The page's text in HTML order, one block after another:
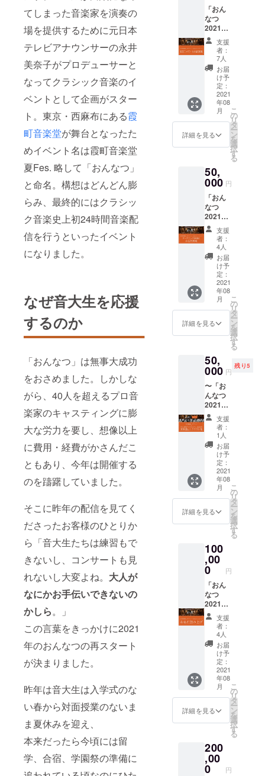
てしまった音楽家を演奏の
場を提供するために元日本
テレビアナウンサーの永井
美奈子がプロデューサーと
なってクラシック音楽のイ
ベントとして企画がスター
ト。東京・西麻布にある霞
町音楽堂が舞台となったた
めイベント名は霞町音楽堂
夏Fes. 略して「おんなつ」
と命名。構想はどんどん膨
らみ、最終的にはクラシッ
ク音楽史上初24時間音楽配
信を行うといったイベント
になりました。
なぜ音大生を応援
するのか
「おんなつ」は無事大成功
をおさめました。しかしな
がら、40人を超えるプロ音
楽家のキャスティングに膨
大な労力を要し、想像以上
に費用・経費がかさんだこ
ともあり、今年は開催する
のを躊躇していました。
そこに昨年の配信を見てく
ださったお客様のひとりか
ら「音大生たちは練習もで
きないし、コンサートも見
れないし大変よね。 大人が
なにかお手伝いできないの
かしら。」
この言葉をきっかけに2021
年のおんなつの再スタート
が決まりました。
昨年は音大生は入学式のな
い春から対面授業のないま
ま夏休みを迎え、
本来だったら今頃には留
学、合宿、学園祭の準備に
楽家にエー
ルを送りま
めざすは、
学生への配
信無料📻入
昨年
入学式もな
い
コンクール
学祭も中止
この夏も先
行きがまだ
見えませ
ん。
そんな失わ
れた時を過
ごしている
夏を取り戻
してもらい
たい✊️
夢を諦めて
17.000人と
も言われる
日本の音大
生の輪を広
げたい❗️
リモートで
友人を作れ
なかったみ
んなと繋が
りたい❗️
に楽しめる
そんな思い
で、今年は
おんなつ学
生実行委員
会も立ち上
げました🎓
名付けて
ディ」
彼らを中心
おんなつ
「前夜祭」
を8月18日に
開催予定で
今年のおん
なつは
）なら
びにお
礼メッ
セージ
はご登
録いた
だきま
した
メール
アドレ
スにお
送りい
たしま
す。 配
）は8月
18日迄
いたし
ます。
※同時に
音大生8
名に
「おん
なつ
2021」
配信視
聴チ
ケット
が寄贈
されま
す ◆お
2021年
8月19
日〜21
日 各日
17:00〜
21:00
「おん
なつ
2021」
の3日間
通し配
信視聴
チケッ
ト＋学
生実行
委員会
からの
お礼
メッ
セージ
＋配信
にご支
援者の
お名前
掲載 配
信チ
ケット
（URL
）なら
びにお
礼メッ
セージ
はご登
録いた
だきま
した
メール
アドレ
す。 配
信チ
（URL
）は8月
18日迄
に送信
いたし
ます。
※同時に
音大生
28名に
「おん
なつ
2021」
配信視
聴チ
す ◆お
んなつ
2021開
2021年
8月19
日〜21
日 各日
17:00〜
21:00
支援
者：
7人
お届
け予
定：
2021
年08
月
詳細を見る
こ
の
リ
タ
ー
ン
を
選
択
す
る
50,
000 円
「おん
なつ
2021」
の3日間
通し配
信視聴
チケッ
ト＋学
生実行
委員会
からの
お礼
メッ
セージ
＋配信
映像に
ご支援
者のお
名前掲
載 配信
チケッ
ト
（URL
）なら
びにお
礼メッ
セージ
はご登
録いた
だきま
した
メール
たしま
す。 配
信チ
ケット
（URL
）は8月
18日迄
に送信
いたし
ます。
※同時に
音大生
48名に
「おん
なつ
2021」
配信視
聴チ
す ◆お
んなつ
2021開
支援
者：
4人
お届
け予
定：
2021
年08
月
詳細を見る
こ
の
リ
タ
ー
ン
を
選
択
す
る
50,
000 円
残り5
〜「お
んなつ
2021」
応援
コー
ス〜 学
生運営
委員会
「ピカ
ディ」
による
前夜祭
演奏曲
目リク
「おん
なつ
2021」
の3日間
通し配
信視聴
チケッ
ト 【注
意点】
ご購入
いただ
いた方
はグラ
ウド
ファン
ディン
グ終了
後にお
んなつ
りご連
絡いた
しま
支援
者：
1人
お届
け予
定：
2021
年08
月
詳細を見る
こ
の
リ
タ
ー
ン
を
選
択
す
る
100
,00
0 円
「おん
なつ
2021」
の3日間
通し配
信視聴
チケッ
ト＋学
生実行
委員会
からの
お礼
メッ
セージ
＋配信
援者の
お名前
読み上
支援
者：
4人
お届
け予
定：
2021
年08
月
詳細を見る
こ
の
リ
タ
ー
ン
を
選
択
す
る
200
,00
0 円